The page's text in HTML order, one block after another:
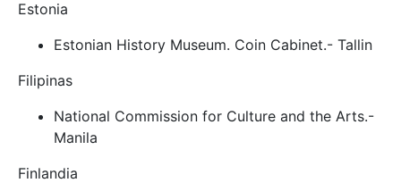
Estonia
Estonian History Museum. Coin Cabinet.- Tallin
Filipinas
National Commission for Culture and the Arts.-
Manila
Finlandia